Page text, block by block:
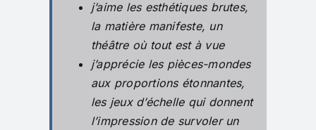
j’aime les esthétiques brutes,
la matière manifeste, un
théâtre où tout est à vue
j’apprécie les pièces-mondes
aux proportions étonnantes,
les jeux d’échelle qui donnent
l’impression de survoler un